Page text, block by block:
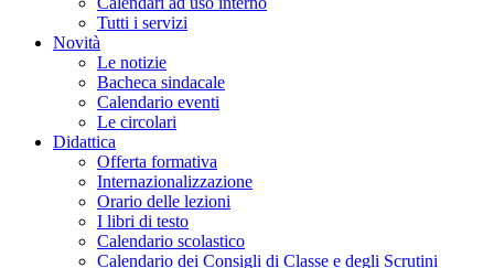
Tutti i servizi
Novità
Le notizie
Bacheca sindacale
Calendario eventi
Le circolari
Didattica
Offerta formativa
Internazionalizzazione
Orario delle lezioni
I libri di testo
Calendario scolastico
Calendario dei Consigli di Classe e degli Scrutini